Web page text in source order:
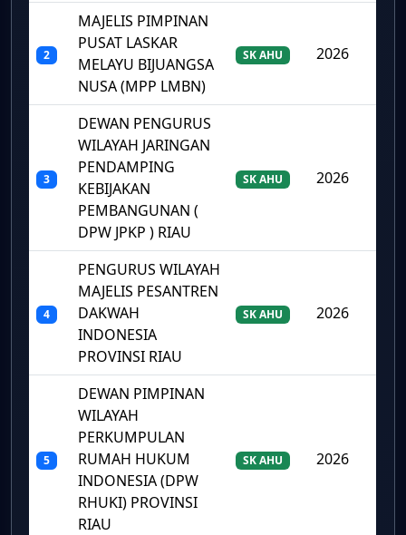
2
MAJELIS PIMPINAN
PUSAT LASKAR
MELAYU BIJUANGSA
NUSA (MPP LMBN)
SK AHU 2026
3
DEWAN PENGURUS
WILAYAH JARINGAN
PENDAMPING
KEBIJAKAN
PEMBANGUNAN (
DPW JPKP ) RIAU
SK AHU 2026
4
PENGURUS WILAYAH
MAJELIS PESANTREN
DAKWAH
INDONESIA
PROVINSI RIAU
SK AHU 2026
5
DEWAN PIMPINAN
WILAYAH
PERKUMPULAN
RUMAH HUKUM
INDONESIA (DPW
RHUKI) PROVINSI
RIAU
SK AHU 2026